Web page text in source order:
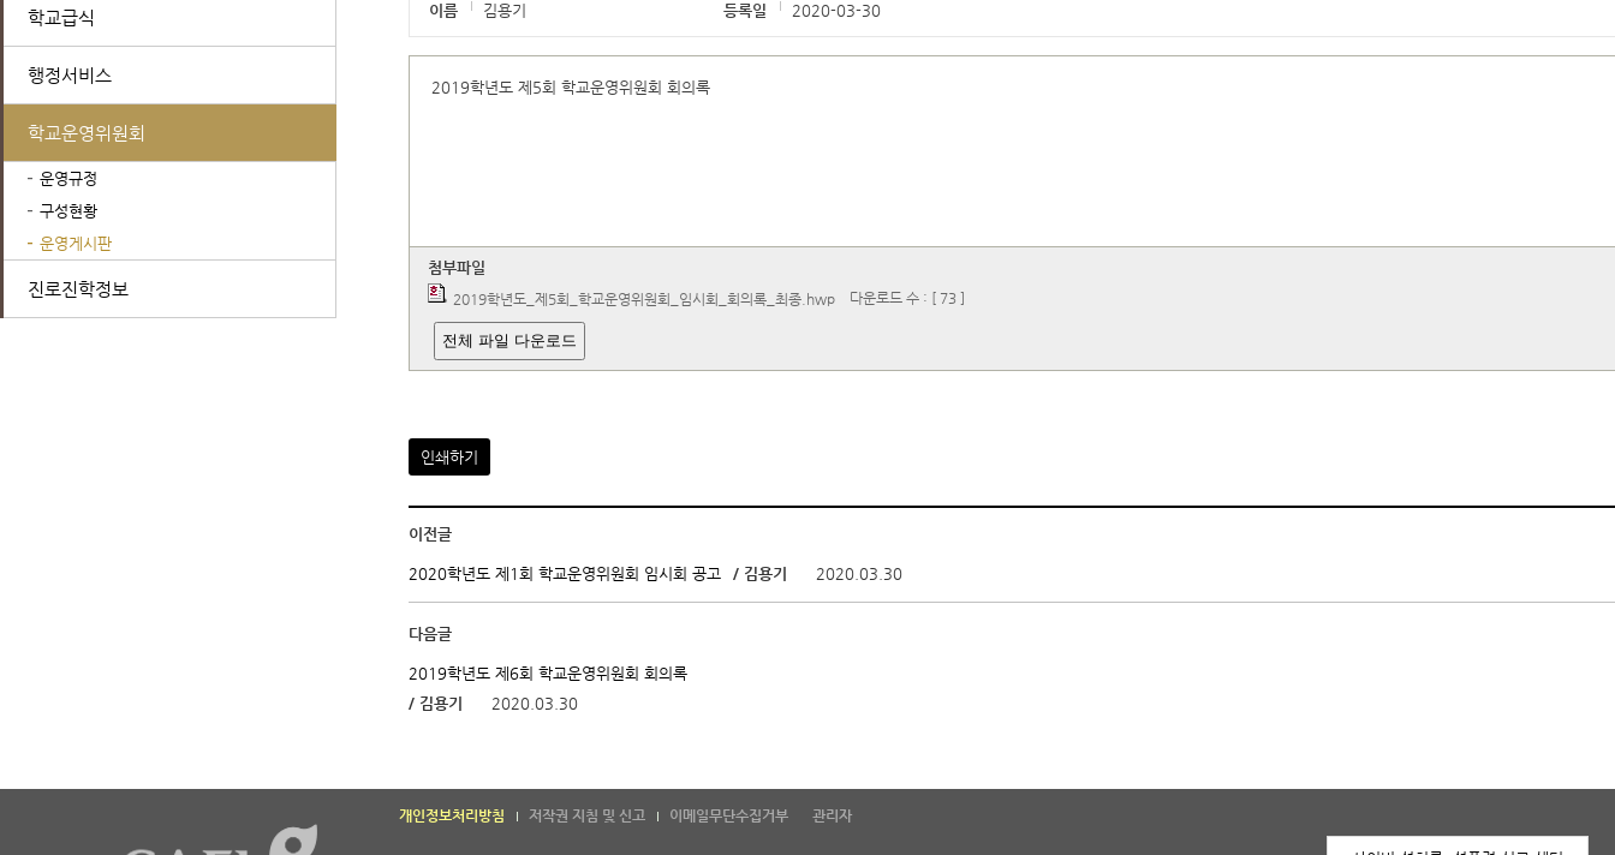
학교급식
행정서비스
학교운영위원회
운영규정
구성현황
운영게시판
진로진학정보
이름 김용기 등록일 2020-03-30
2019학년도 제5회 학교운영위원회 회의록
첨부파일
2019학년도_제5회_학교운영위원회_임시회_회의록_최종.hwp 다운로드 수 : [ 73 ]
전체 파일 다운로드
인쇄하기
이전글
2020학년도 제1회 학교운영위원회 임시회 공고 / 김용기 2020.03.30
다음글
2019학년도 제6회 학교운영위원회 회의록
/ 김용기
2020.03.30
개인정보처리방침 저작권 지침 및 신고 이메일무단수집거부 관리자